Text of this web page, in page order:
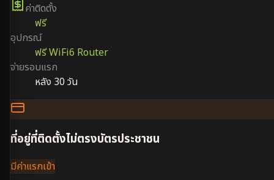
ค่าติดตั้ง
ฟรี
อุปกรณ์
ฟรี WiFi6 Router
จ่ายรอบแรก
หลัง 30 วัน
ที่อยู่ที่ติดตั้งไม่ตรงบัตรประชาชน
มีค่าแรกเข้า